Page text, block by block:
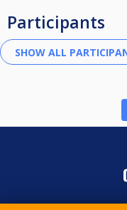
Participants